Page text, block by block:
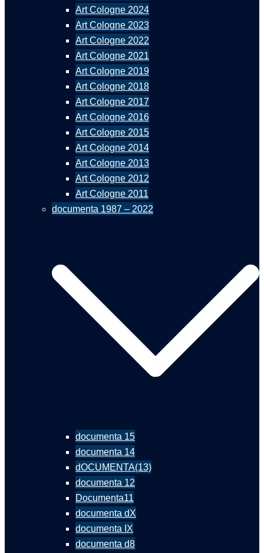
Art Cologne 2024
Art Cologne 2023
Art Cologne 2022
Art Cologne 2021
Art Cologne 2019
Art Cologne 2018
Art Cologne 2017
Art Cologne 2016
Art Cologne 2015
Art Cologne 2014
Art Cologne 2013
Art Cologne 2012
Art Cologne 2011
documenta 1987 – 2022
documenta 15
documenta 14
dOCUMENTA(13)
documenta 12
Documenta11
documenta dX
documenta IX
documenta d8